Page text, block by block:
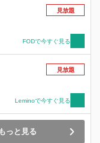
スメイトのミンジュが
見て見ないふりしてき
向かうと、意図せず校
たため破職された後、
ンヨルと彼の妻ソル
により2人の仲は疎遠
々を送る。そんなある
エが家のマダンセ（召
見放題
FODで今すぐ見る
見放題
Leminoで今すぐ見る
っと見る